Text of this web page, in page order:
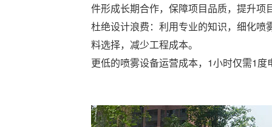
件形成长期合作，保障项目品质，提升项
杜绝设计浪费：利用专业的知识，细化喷
料选择，减少工程成本。
更低的喷雾设备运营成本，1小时仅需1度